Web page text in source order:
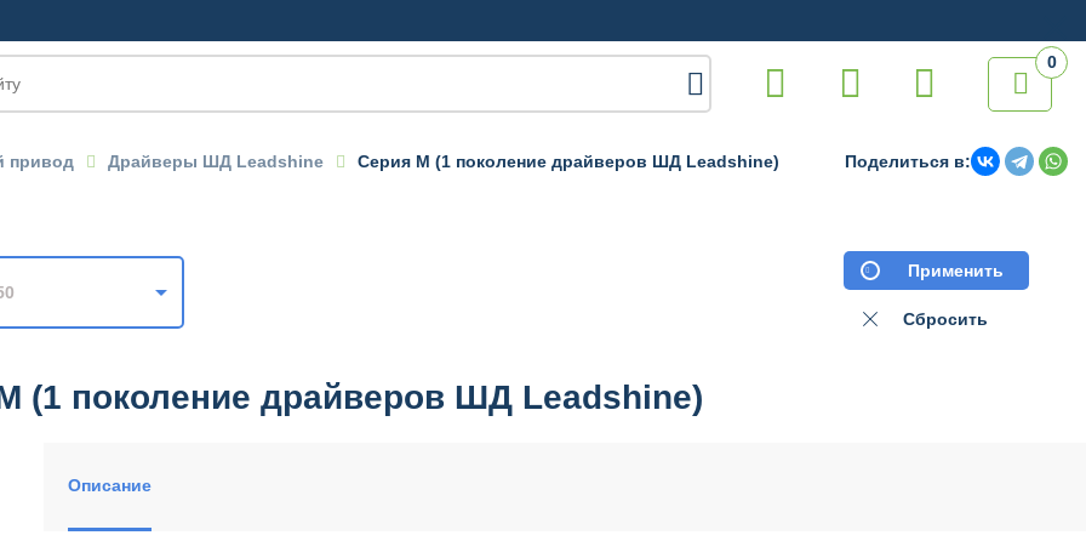

0
привод Драйверы ШД Leadshine Серия M (1 поколение драйверов ШД Leadshine) Поделиться в:
Применить
Сбросить
(1 поколение драйверов ШД Leadshine)
Описание